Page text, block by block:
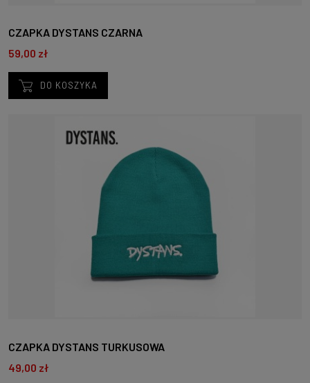
CZAPKA DYSTANS CZARNA
59,00 zł
DO KOSZYKA
CZAPKA DYSTANS TURKUSOWA
49,00 zł